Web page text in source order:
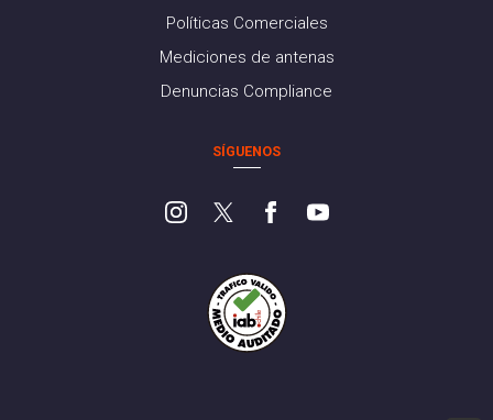
Políticas Comerciales
Mediciones de antenas
Denuncias Compliance
SÍGUENOS